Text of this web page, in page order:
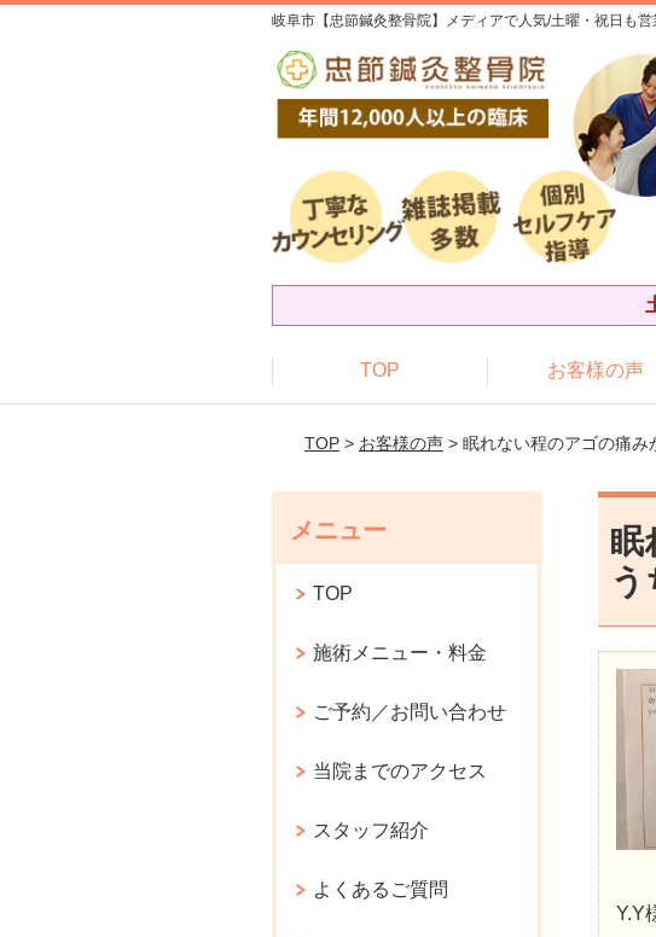
岐阜市【忠節鍼灸整骨院】メディアで人気/土曜・祝日も営
TOP お客様の声
TOP> お客様の声> 眠れない程のアゴの痛み
眠
う
Y.Y
メニュー
TOP
施術メニュー・料金
ご予約／お問い合わせ
当院までのアクセス
スタッフ紹介
よくあるご質問